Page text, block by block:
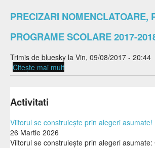
PRECIZARI NOMENCLATOARE,
PROGRAME SCOLARE 2017-
Trimis de bluesky la Vin, 09/08/2017 - 20:44
Citește mai mult
SI PROGRAME SCOLARE
Activitati
Viitorul se construiește prin alegeri asumate!
26 Martie 2026
Viitorul se construiește prin alegeri